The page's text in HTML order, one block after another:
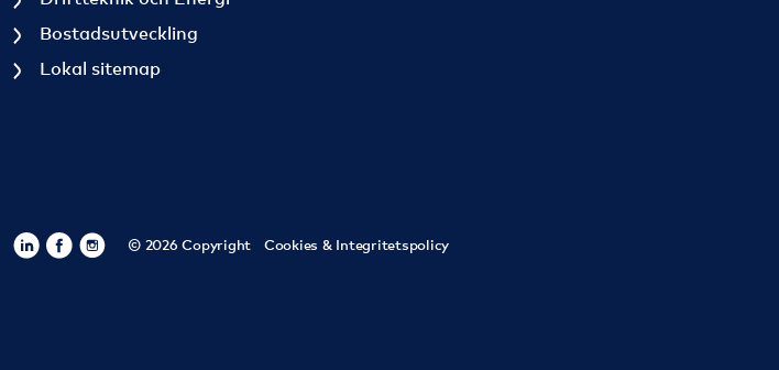
Bostadsutveckling
Lokal sitemap
© 2026 Copyright Cookies & Integritetspolicy